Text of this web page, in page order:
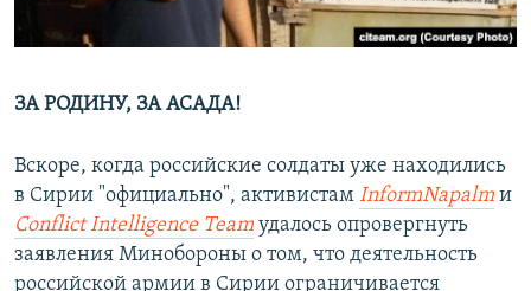
ЗА РОДИНУ, ЗА АСАДА!
Вскоре, когда российские солдаты уже находились
в Сирии "официально", активистам InformNapalm и
Conflict Intelligence Team удалось опровергнуть
заявления Минобороны о том, что деятельность
российской армии в Сирии ограничивается